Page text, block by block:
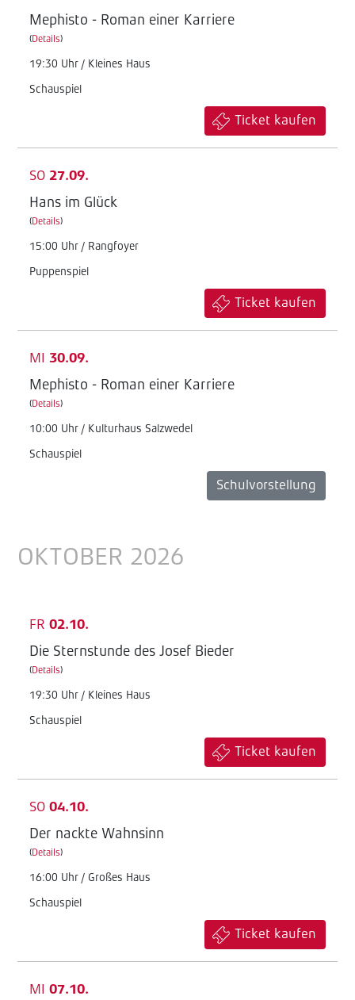
Mephisto - Roman einer Karriere
(Details)
19:30 Uhr / Kleines Haus
Schauspiel
Ticket kaufen
SO 27.09.
Hans im Glück
(Details)
15:00 Uhr / Rangfoyer
Puppenspiel
Ticket kaufen
MI 30.09.
Mephisto - Roman einer Karriere
(Details)
10:00 Uhr / Kulturhaus Salzwedel
Schauspiel
Schulvorstellung
OKTOBER 2026
FR 02.10.
Die Sternstunde des Josef Bieder
(Details)
19:30 Uhr / Kleines Haus
Schauspiel
Ticket kaufen
SO 04.10.
Der nackte Wahnsinn
(Details)
16:00 Uhr / Großes Haus
Schauspiel
Ticket kaufen
MI 07.10.